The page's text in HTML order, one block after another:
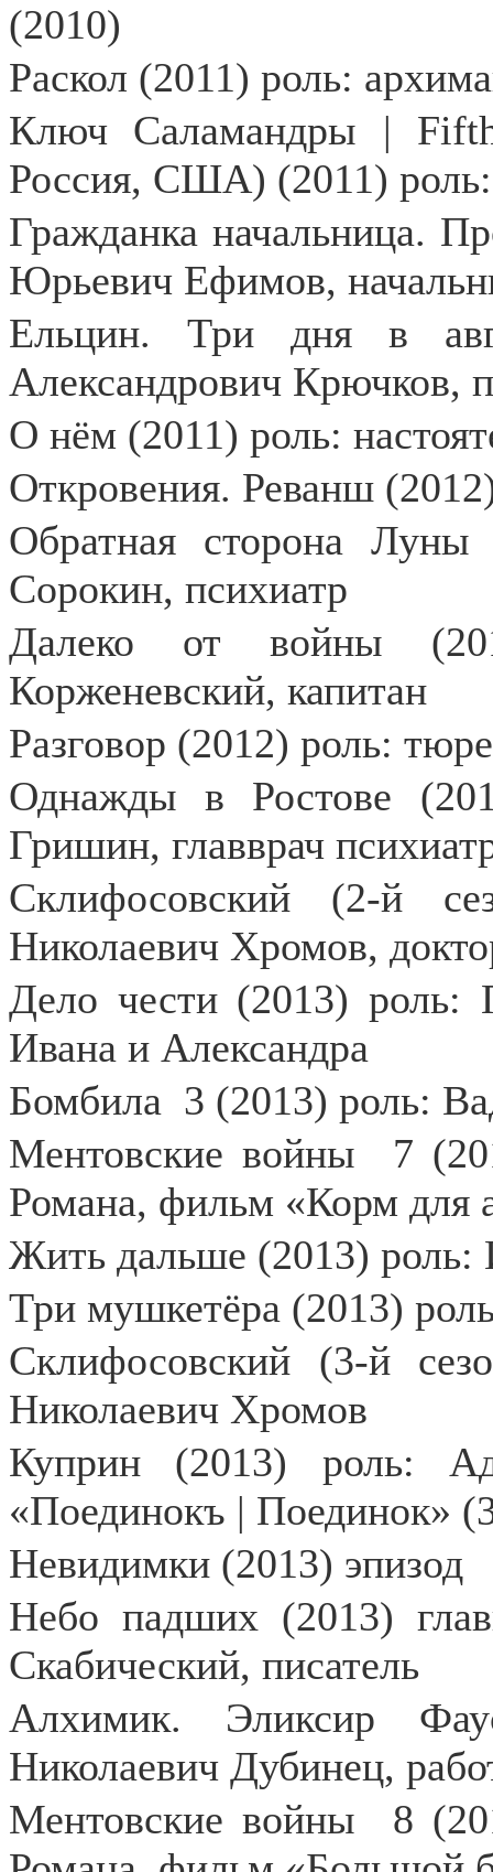
(2010)
Раскол (2011) роль:
Ключ Саламандры |
Россия, США) (2011) роль:
Гражданка начальница.
Юрьевич Ефимов,
Ельцин. Три дня в
Александрович Крючков,
О нём (2011) роль:
Откровения. Реванш
Обратная сторона
Сорокин, психиатр
Далеко от войны
Корженевский, капитан
Разговор (2012) роль:
Однажды в Ростове
Гришин, главврач
Склифосовский (2-й
Николаевич Хромов,
Дело чести (2013) роль:
Ивана и Александра
Бомбила 3 (2013) роль:
Ментовские войны
7
Романа, фильм «Корм для
Жить дальше (2013) роль:
Три мушкетёра (2013)
Склифосовский (3-й
Николаевич Хромов
Куприн (2013) роль:
«Поединокъ | Поединок»
Невидимки (2013) эпизод
Небо падших (2013)
Скабический, писатель
Алхимик. Эликсир
Николаевич Дубинец,
Ментовские войны
8